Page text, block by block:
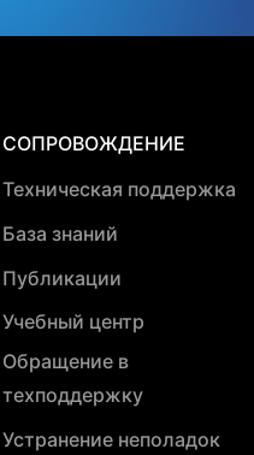
СОПРОВОЖДЕНИЕ
Техническая поддержка
База знаний
Публикации
Учебный центр
Обращение в
техподдержку
Устранение неполадок